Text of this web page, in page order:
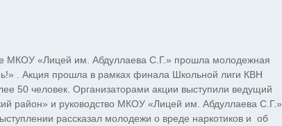
МКОУ «Лицей им. Абдуллаева С.Г.» прошла молодежная
. Акция прошла в рамках финала Школьной лиги КВН
50 человек. Организаторами акции выступили ведущий
район» и руководство МКОУ «Лицей им. Абдуллаева С.Г.».
рассказал молодежи о вреде наркотиков и об